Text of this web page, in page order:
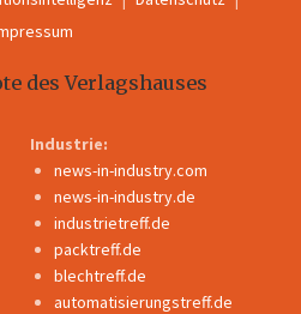
des Verlagshauses
Industrie:
news-in-industry.com
news-in-industry.de
industrietreff.de
packtreff.de
blechtreff.de
automatisierungstreff.de